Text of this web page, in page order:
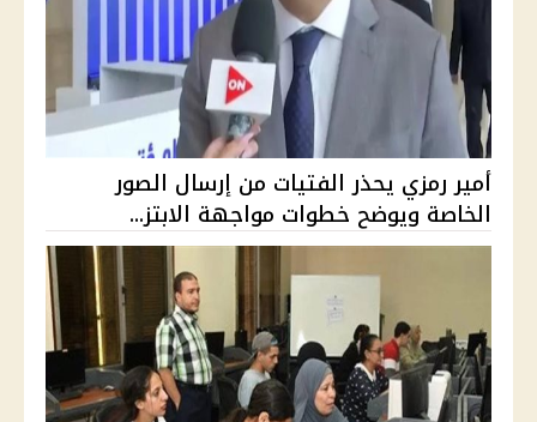
أمير رمزي يحذر الفتيات من إرسال الصور
الخاصة ويوضح خطوات مواجهة الابتز...